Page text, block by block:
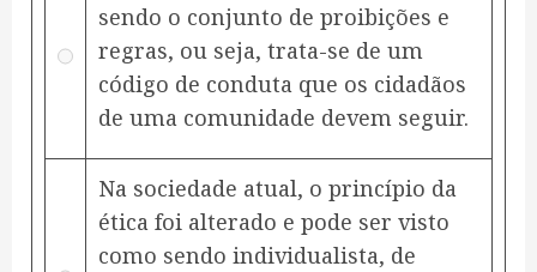
sendo o conjunto de proibições e
regras, ou seja, trata-se de um
código de conduta que os cidadãos
de uma comunidade devem seguir.
Na sociedade atual, o princípio da
ética foi alterado e pode ser visto
como sendo individualista, de